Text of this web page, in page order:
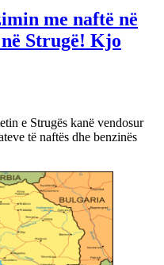
me naftë në
Strugë! Kjo
e Strugës kanë vendosur
të naftës dhe benzinës